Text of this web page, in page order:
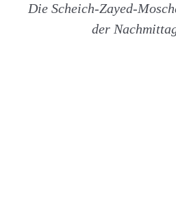
Die Scheich-Zayed-
der